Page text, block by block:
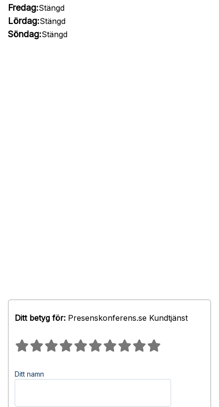
Fredag:Stängd
Lördag:Stängd
Söndag:Stängd
Ditt betyg för: Presenskonferens.se Kundtjänst
Ditt namn